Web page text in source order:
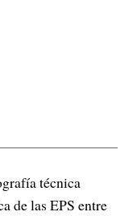
técnica
de las EPS entre